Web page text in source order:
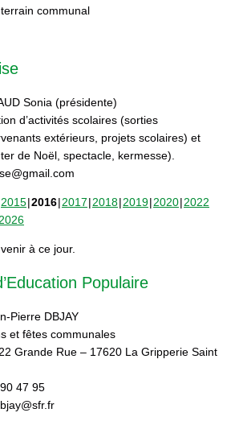
terrain communal
Sonia (présidente)
d’activités scolaires (sorties
extérieurs, projets scolaires) et
de Noël, spectacle, kermesse).
2015 2016 2017 2018 2019 2020 2022
2026
à ce jour.
Populaire
Pierre DBJAY
et fêtes communales
Grande Rue – 17620 La Gripperie Saint
47 95